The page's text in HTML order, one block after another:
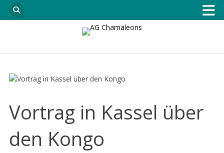
Vortrag in Kassel über
den Kongo